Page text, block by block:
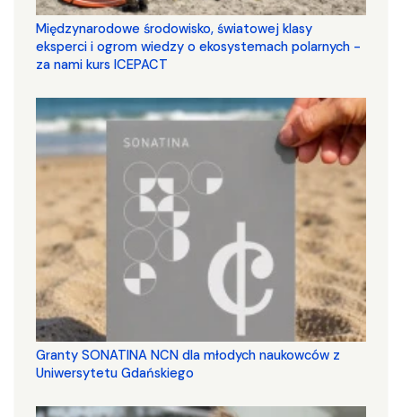
Międzynarodowe środowisko, światowej klasy
eksperci i ogrom wiedzy o ekosystemach polarnych -
za nami kurs ICEPACT
Granty SONATINA NCN dla młodych naukowców z
Uniwersytetu Gdańskiego